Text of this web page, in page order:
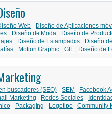
Web Diseño de Aplicaciones
Diseño de Moda Diseño de
Diseño de Estampados Diseño
Motion Graphic GIF Diseño de
buscadores (SEO) SEM Facebook
Marketing Redes Sociales
Packaging Logotipo Community